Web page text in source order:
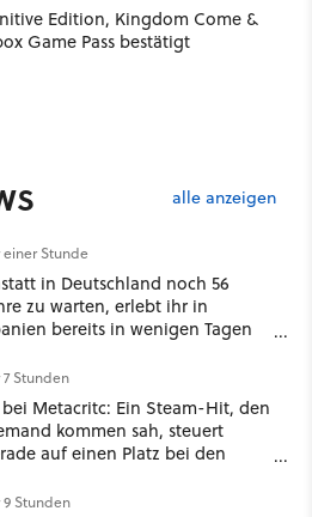
Edition, Kingdom Come &
Game Pass bestätigt
alle anzeigen
einer Stunde
in Deutschland noch 56
zu warten, erlebt ihr in
bereits in wenigen Tagen
7 Stunden
bei Metacritc: Ein Steam-Hit, den
kommen sah, steuert
auf einen Platz bei den
9 Stunden